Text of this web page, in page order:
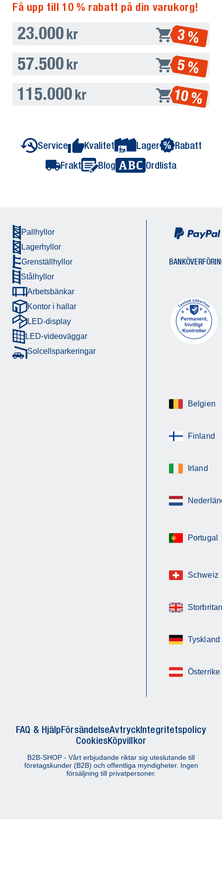
Få upp till 10 % rabatt på din varukorg!
23.000 kr 3 %
57.500 kr 5 %
115.000 kr 10 %
Service Kvalitet Lager
Rabatt
Frakt
Blog Ordlista
Pallhyllor
Lagerhyllor
Grenställhyllor
Stålhyllor
Arbetsbänkar
Kontor i hallar
LED-display
LED-videoväggar
Solcellsparkeringar
Belgien
Finland
Irland
Portugal
Schweiz
Tyskland
Österrike
FAQ & HjälpFörsändelseAvtryckIntegritetspolicy
CookiesKöpvillkor
B2B-SHOP - Vårt erbjudande riktar sig uteslutande till
företagskunder (B2B) och offentliga myndigheter. Ingen
försäljning till privatpersoner.